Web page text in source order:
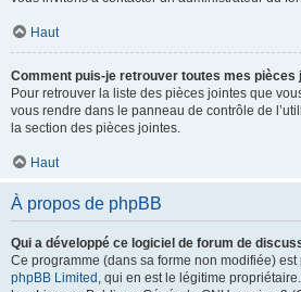
Haut
Comment puis-je retrouver toutes mes pièces
Pour retrouver la liste des pièces jointes que
vous rendre dans le panneau de contrôle de
la section des pièces jointes.
Haut
À propos de phpBB
Qui a développé ce logiciel de forum de
Ce programme (dans sa forme non modifiée)
phpBB Limited , qui en est le légitime